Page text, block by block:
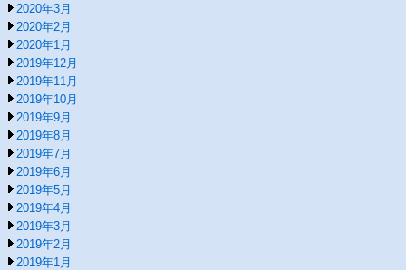
2020年3月
2020年2月
2020年1月
2019年12月
2019年11月
2019年10月
2019年9月
2019年8月
2019年7月
2019年6月
2019年5月
2019年4月
2019年3月
2019年2月
2019年1月